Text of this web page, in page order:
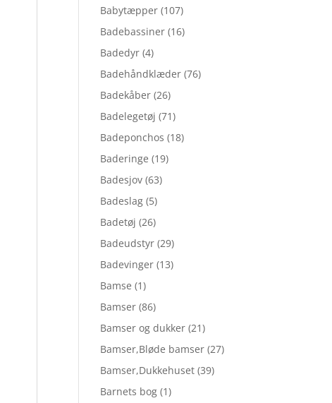
Babytæpper (107)
Badebassiner (16)
Badedyr (4)
Badehåndklæder (76)
Badekåber (26)
Badelegetøj (71)
Badeponchos (18)
Baderinge (19)
Badesjov (63)
Badeslag (5)
Badetøj (26)
Badeudstyr (29)
Badevinger (13)
Bamse (1)
Bamser (86)
Bamser og dukker (21)
Bamser,Bløde bamser (27)
Bamser,Dukkehuset (39)
Barnets bog (1)